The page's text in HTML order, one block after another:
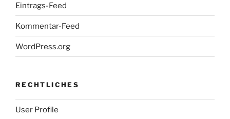
Eintrags-Feed
Kommentar-Feed
WordPress.org
RECHTLICHES
User Profile